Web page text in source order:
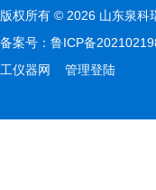
版权所有 © 2026 山东泉
备案号： 鲁ICP备
工仪器网
管理登陆